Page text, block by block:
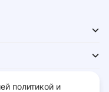
политикой и